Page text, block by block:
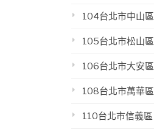
104台北市中山區
105台北市松山區
106台北市大安區
108台北市萬華區
110台北市信義區